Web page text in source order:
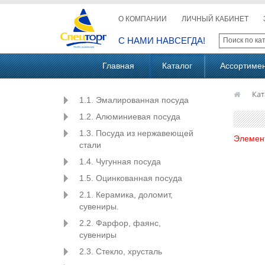
О КОМПАНИИ ЛИЧНЫЙ КАБИНЕТ
С НАМИ НАВСЕГДА!
Главная Каталог
1.1. Эмалированная посуда
1.2. Алюминиевая посуда
1.3. Посуда из нержавеющей
стали
1.4. Чугунная посуда
1.5. Оцинкованная посуда
2.1. Керамика, доломит,
сувениры.
2.2. Фарфор, фаянс,
сувениры
2.3. Стекло, хрусталь